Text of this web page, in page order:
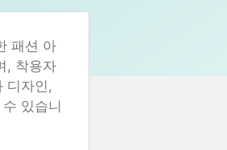
패션 아
, 착용자
디자인,
있습니